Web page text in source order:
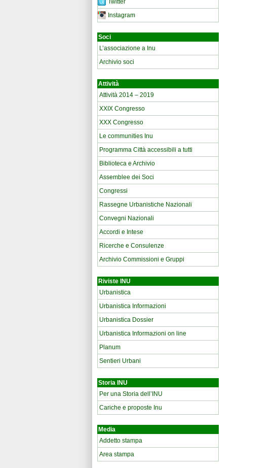
Twitter
Instagram
Soci
L’associazione a Inu
Archivio soci
Attività
Attività 2014 – 2019
XXIX Congresso
XXX Congresso
Le communities Inu
Programma Città accessibili a tutti
Biblioteca e Archivio
Assemblee dei Soci
Congressi
Rassegne Urbanistiche Nazionali
Convegni Nazionali
Accordi e Intese
Ricerche e Consulenze
Archivio Commissioni e Gruppi
Riviste INU
Urbanistica
Urbanistica Informazioni
Urbanistica Dossier
Urbanistica Informazioni on line
Planum
Sentieri Urbani
Storia INU
Per una Storia dell’INU
Cariche e proposte Inu
Media
Addetto stampa
Area stampa